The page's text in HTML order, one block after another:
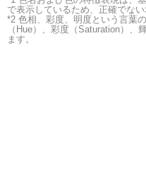
で表示しているため、正確でない
*2 色相、彩度、明度という言葉の
（Hue）、彩度（Saturation）
ます。